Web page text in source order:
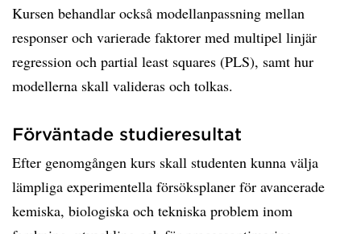
Kursen behandlar också modellanpassning mellan
responser och varierade faktorer med multipel linjär
regression och partial least squares (PLS), samt hur
modellerna skall valideras och tolkas.
Förväntade studieresultat
Efter genomgången kurs skall studenten kunna välja
lämpliga experimentella försöksplaner för avancerade
kemiska, biologiska och tekniska problem inom